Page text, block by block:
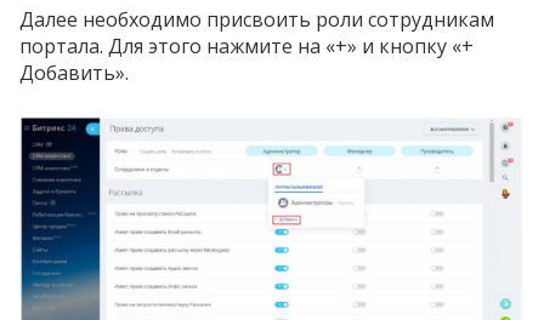
Далее необходимо присвоить роли сотрудникам
портала. Для этого нажмите на «+» и кнопку «+
Добавить».